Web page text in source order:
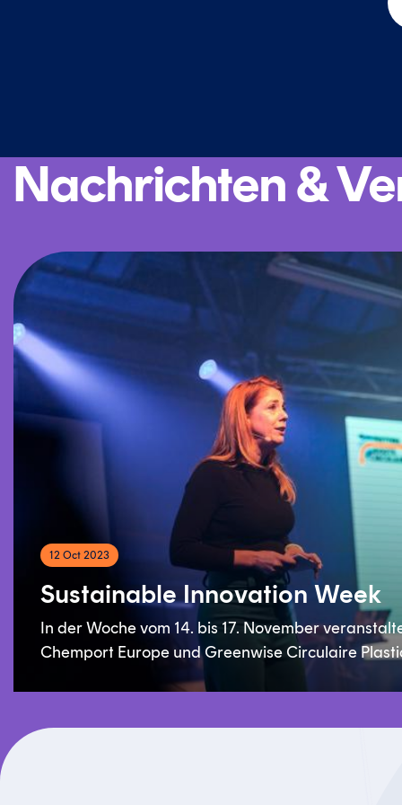
Nachrichten &
12 Oct 2023
Sustainable Innovation Week
In der Woche vom 14. bis 17. November
Chemport Europe und Greenwise Circulaire
die Sustainable Innovation Week. Vier Tage lang
Unternehmer:innen, Start-ups und Studierende zu